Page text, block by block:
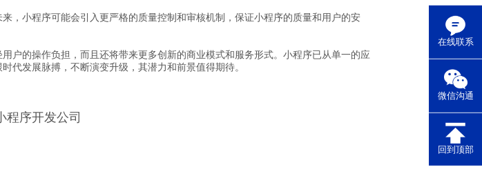
在线联系
微信沟通
回到顶部
，小程序可能会引入更严格的质量控制和审核机制，保证小程序的质量和用户的安
户的操作负担，而且还将带来更多创新的商业模式和服务形式。小程序已从单一的应
代发展脉搏，不断演变升级，其潜力和前景值得期待。
程序开发公司